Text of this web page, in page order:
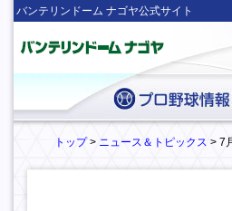
バンテリンドーム ナゴヤ公式サイト
トップ> ニュース＆トピックス > 7